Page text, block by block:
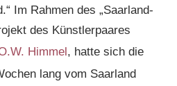
Im Rahmen des „Saarland-
des Künstlerpaares
Himmel, hatte sich die
lang vom Saarland